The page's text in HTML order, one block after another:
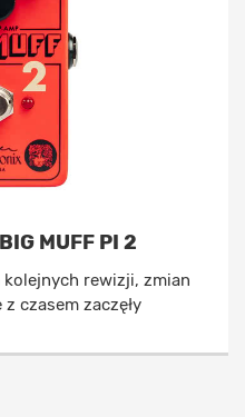
MUFF PI 2
kolejnych rewizji, zmian
czasem zaczęły